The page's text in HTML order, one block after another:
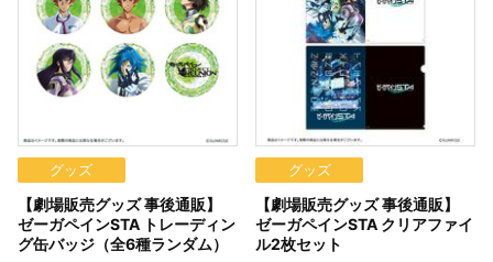
グッズ
【劇場販売グッズ 事後通販】
ゼーガペインSTA トレーディン
グ缶バッジ（全6種ランダム）
グッズ
【劇場販売グッズ 事後通販】
ゼーガペインSTA クリアファイ
ル2枚セット